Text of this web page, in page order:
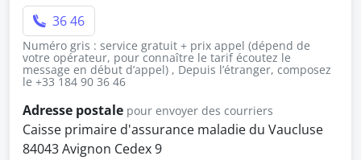
36 46
Numéro gris : service gratuit + prix appel (dépend de
votre opérateur, pour connaître le tarif écoutez le
message en début d’appel) , Depuis l’étranger, composez
le +33 184 90 36 46
Adresse postale pour envoyer des courriers
Caisse primaire d'assurance maladie du Vaucluse
84043 Avignon Cedex 9